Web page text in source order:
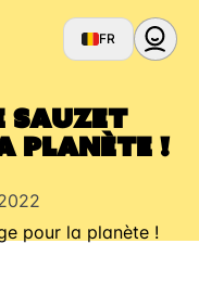
FR
Sauzet
planète !